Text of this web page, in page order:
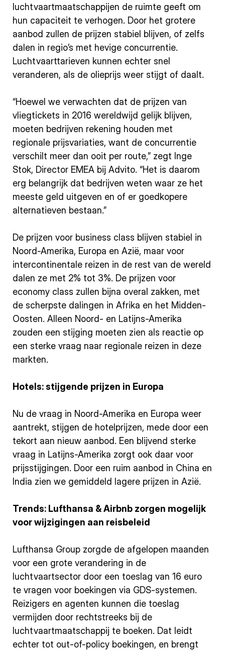
luchtvaartmaatschappijen de ruimte geeft om
hun capaciteit te verhogen. Door het grotere
aanbod zullen de prijzen stabiel blijven, of zelfs
dalen in regio’s met hevige concurrentie.
Luchtvaarttarieven kunnen echter snel
veranderen, als de olieprijs weer stijgt of daalt.
“Hoewel we verwachten dat de prijzen van
vliegtickets in 2016 wereldwijd gelijk blijven,
moeten bedrijven rekening houden met
regionale prijsvariaties, want de concurrentie
verschilt meer dan ooit per route,” zegt Inge
Stok, Director EMEA bij Advito. “Het is daarom
erg belangrijk dat bedrijven weten waar ze het
meeste geld uitgeven en of er goedkopere
alternatieven bestaan.”
De prijzen voor business class blijven stabiel in
Noord-Amerika, Europa en Azië, maar voor
intercontinentale reizen in de rest van de wereld
dalen ze met 2% tot 3%. De prijzen voor
economy class zullen bijna overal zakken, met
de scherpste dalingen in Afrika en het Midden-
Oosten. Alleen Noord- en Latijns-Amerika
zouden een stijging moeten zien als reactie op
een sterke vraag naar regionale reizen in deze
markten.
Hotels: stijgende prijzen in Europa
Nu de vraag in Noord-Amerika en Europa weer
aantrekt, stijgen de hotelprijzen, mede door een
tekort aan nieuw aanbod. Een blijvend sterke
vraag in Latijns-Amerika zorgt ook daar voor
prijsstijgingen. Door een ruim aanbod in China en
India zien we gemiddeld lagere prijzen in Azië.
Trends: Lufthansa & Airbnb zorgen mogelijk
voor wijzigingen aan reisbeleid
Lufthansa Group zorgde de afgelopen maanden
voor een grote verandering in de
luchtvaartsector door een toeslag van 16 euro
te vragen voor boekingen via GDS-systemen.
Reizigers en agenten kunnen die toeslag
vermijden door rechtstreeks bij de
luchtvaartmaatschappij te boeken. Dat leidt
echter tot out-of-policy boekingen, en brengt